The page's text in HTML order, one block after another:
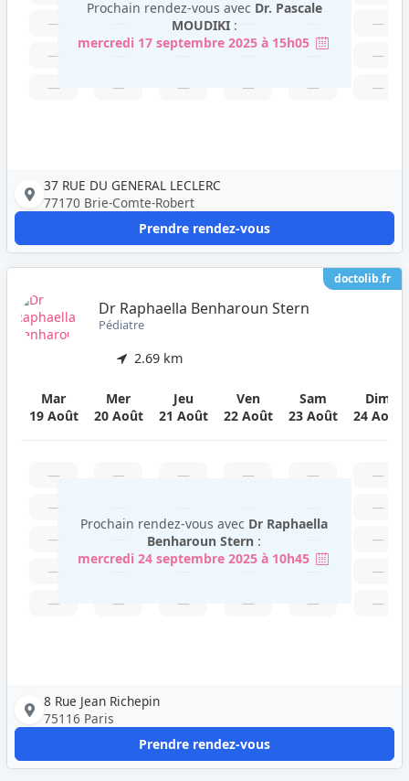
—
—
—
—
—
—
—
—
—
—
—
Prochain rendez-vous avec Dr. Pascale
MOUDIKI:
mercredi 17 septembre 2025 à 15h05
37 RUE DU GENERAL LECLERC
77170 Brie-Comte-Robert
Prendre rendez-vous
doctolib.fr
Dr Raphaella Benharoun Stern
Pédiatre
2.69 km
Mar
19 Août
Mer
20 Août
Jeu
21 Août
Ven
22 Août
Sam
23 Août
Dim
24 Août
—
—
—
—
—
—
—
—
—
—
—
—
—
—
—
—
—
—
—
—
Prochain rendez-vous avec Dr Raphaella
Benharoun Stern :
mercredi 24 septembre 2025 à 10h45
8 Rue Jean Richepin
75116 Paris
Prendre rendez-vous